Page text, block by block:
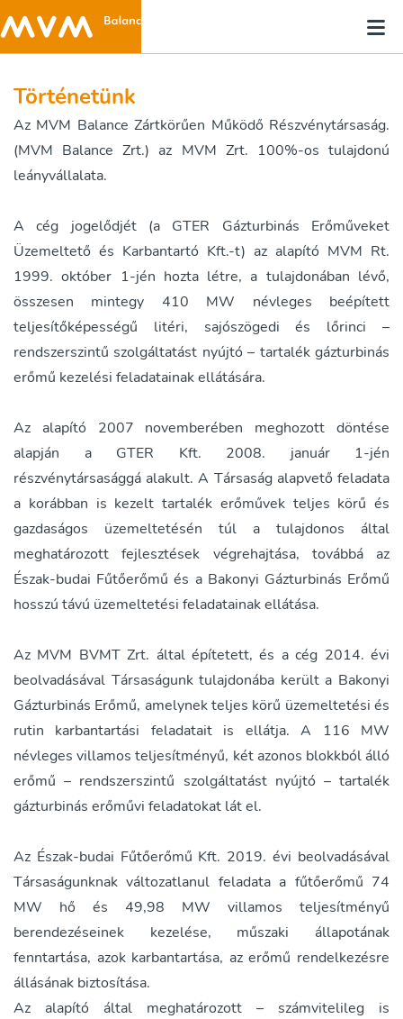
Történetünk
Az MVM Balance Zártkörűen Működő Részvénytársaság.
(MVM Balance Zrt.) az MVM Zrt. 100%-os tulajdonú
leányvállalata.
A cég jogelődjét (a GTER Gázturbinás Erőműveket
Üzemeltető és Karbantartó Kft.-t) az alapító MVM Rt.
1999. október 1-jén hozta létre, a tulajdonában lévő,
összesen mintegy 410 MW névleges beépített
teljesítőképességű litéri, sajószögedi és lőrinci –
rendszerszintű szolgáltatást nyújtó – tartalék gázturbinás
erőmű kezelési feladatainak ellátására.
Az alapító 2007 novemberében meghozott döntése
alapján a GTER Kft. 2008. január 1-jén
részvénytársasággá alakult. A Társaság alapvető feladata
a korábban is kezelt tartalék erőművek teljes körű és
gazdaságos üzemeltetésén túl a tulajdonos által
meghatározott fejlesztések végrehajtása, továbbá az
Észak-budai Fűtőerőmű és a Bakonyi Gázturbinás Erőmű
hosszú távú üzemeltetési feladatainak ellátása.
Az MVM BVMT Zrt. által építetett, és a cég 2014. évi
beolvadásával Társaságunk tulajdonába került a Bakonyi
Gázturbinás Erőmű, amelynek teljes körű üzemeltetési és
rutin karbantartási feladatait is ellátja. A 116 MW
névleges villamos teljesítményű, két azonos blokkból álló
erőmű – rendszerszintű szolgáltatást nyújtó – tartalék
gázturbinás erőművi feladatokat lát el.
Az Észak-budai Fűtőerőmű Kft. 2019. évi beolvadásával
Társaságunknak változatlanul feladata a fűtőerőmű 74
MW hő és 49,98 MW villamos teljesítményű
berendezéseinek kezelése, műszaki állapotának
fenntartása, azok karbantartása, az erőmű rendelkezésre
állásának biztosítása.
Az alapító által meghatározott – számvitelileg is